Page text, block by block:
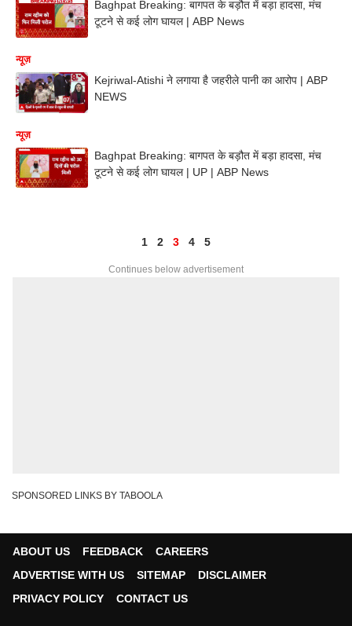
Baghpat Breaking: बागपत के बड़ौत में बड़ा हादसा, मंच
टूटने से कई लोग घायल | ABP News
न्यूज़
Kejriwal-Atishi ने लगाया है जहरीले पानी का आरोप | ABP
NEWS
न्यूज़
Baghpat Breaking: बागपत के बड़ौत में बड़ा हादसा, मंच
टूटने से कई लोग घायल | UP | ABP News
1 2 3 4 5
Continues below advertisement
SPONSORED LINKS BY TABOOLA
ABOUT US FEEDBACK
CAREERS
ADVERTISE WITH US
SITEMAP
DISCLAIMER
PRIVACY POLICY
CONTACT US